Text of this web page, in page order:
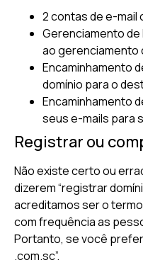
2 contas de e-mail
Gerenciamento
ao gerenciamento
Encaminhamento
domínio para o
Encaminhamento
seus e-mails para
Registrar ou
Não existe certo ou
dizerem “registrar
acreditamos ser o
com frequência as
Portanto, se você
.com.sc”.